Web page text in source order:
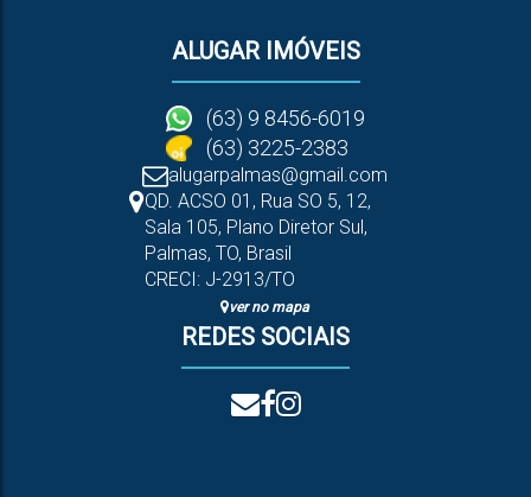
ALUGAR IMÓVEIS
(63) 9 8456-6019
(63) 3225-2383
alugarpalmas@gmail.com
QD. ACSO 01, Rua SO 5, 12,
Sala 105, Plano Diretor Sul,
Palmas, TO, Brasil
CRECI: J-2913/TO
ver no mapa
REDES SOCIAIS